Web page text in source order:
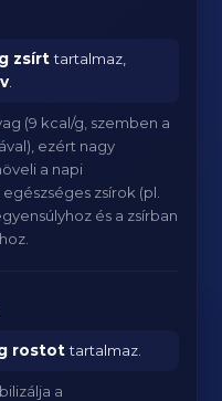
zsírttartalmaz,
(9 kcal/g, szemben a
ezért nagy
a napi
zsírok (pl.
és a zsírban
rostottartalmaz.
a